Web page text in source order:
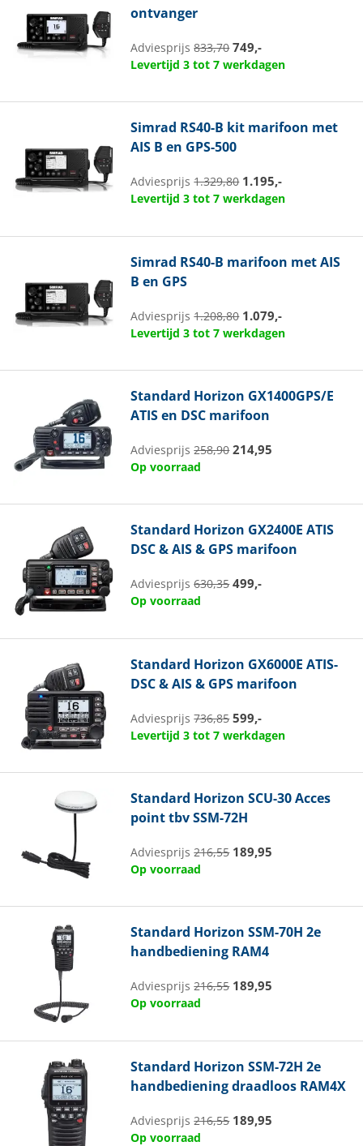
ontvanger
Adviesprijs833,70 749,-
Levertijd 3 tot 7 werkdagen
Simrad RS40-B kit marifoon met
AIS B en GPS-500
Adviesprijs1.329,80 1.195,-
Levertijd 3 tot 7 werkdagen
Simrad RS40-B marifoon met AIS
B en GPS
Adviesprijs1.208,80 1.079,-
Levertijd 3 tot 7 werkdagen
Standard Horizon GX1400GPS/E
ATIS en DSC marifoon
Adviesprijs258,90 214,95
Op voorraad
Standard Horizon GX2400E ATIS
DSC & AIS & GPS marifoon
Adviesprijs630,35 499,-
Op voorraad
Standard Horizon GX6000E ATIS-
DSC & AIS & GPS marifoon
Adviesprijs736,85 599,-
Levertijd 3 tot 7 werkdagen
Standard Horizon SCU-30 Acces
point tbv SSM-72H
Adviesprijs216,55 189,95
Op voorraad
Standard Horizon SSM-70H 2e
handbediening RAM4
Adviesprijs216,55 189,95
Op voorraad
Standard Horizon SSM-72H 2e
handbediening draadloos RAM4X
Adviesprijs216,55 189,95
Op voorraad